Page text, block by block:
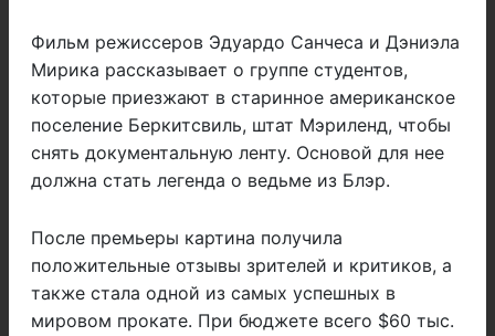
Фильм режиссеров Эдуардо Санчеса и Дэниэла
Мирика рассказывает о группе студентов,
которые приезжают в старинное американское
поселение Беркитсвиль, штат Мэриленд, чтобы
снять документальную ленту. Основой для нее
должна стать легенда о ведьме из Блэр.
После премьеры картина получила
положительные отзывы зрителей и критиков, а
также стала одной из самых успешных в
мировом прокате. При бюджете всего $60 тыс.